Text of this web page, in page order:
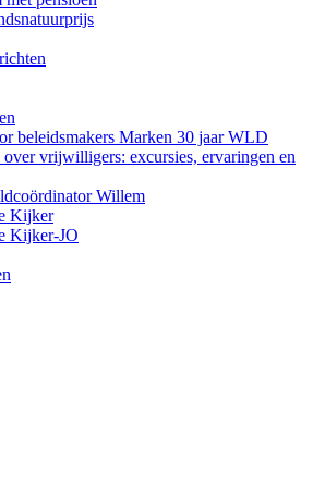
beleidsmakers Marken 30 jaar WLD
over vrijwilligers: excursies, ervaringen en
Willem
Kijker
Kijker-JO